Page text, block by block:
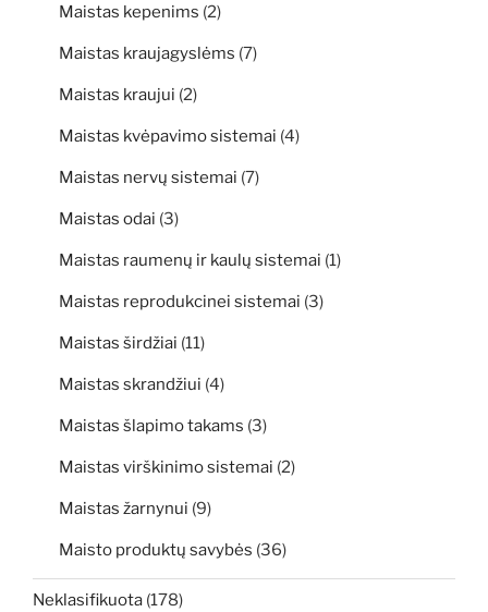
Maistas kepenims (2)
Maistas kraujagyslėms (7)
Maistas kraujui (2)
Maistas kvėpavimo sistemai (4)
Maistas nervų sistemai (7)
Maistas odai (3)
Maistas raumenų ir kaulų sistemai (1)
Maistas reprodukcinei sistemai (3)
Maistas širdžiai (11)
Maistas skrandžiui (4)
Maistas šlapimo takams (3)
Maistas virškinimo sistemai (2)
Maistas žarnynui (9)
Maisto produktų savybės (36)
Neklasifikuota (178)